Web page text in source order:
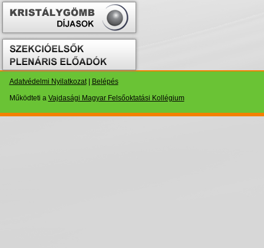
Adatvédelmi Nyilatkozat|
Belépés
Működteti a Vajdasági Magyar Felsőoktatási Kollégium